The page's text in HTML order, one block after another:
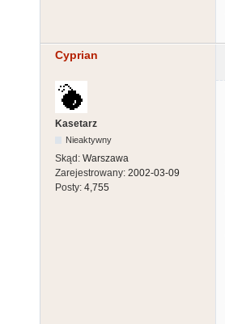
Cyprian
Kasetarz
Nieaktywny
Skąd: Warszawa
Zarejestrowany: 2002-03-09
Posty: 4,755